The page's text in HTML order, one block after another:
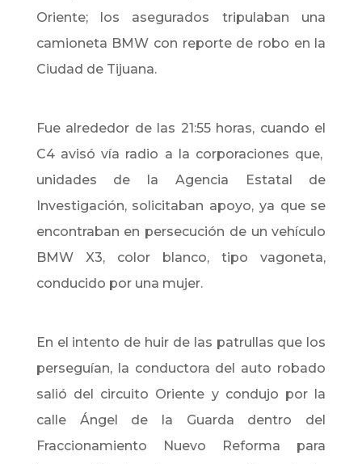
Oriente; los asegurados tripulaban una
camioneta BMW con reporte de robo en la
Ciudad de Tijuana.
Fue alrededor de las 21:55 horas, cuando el
C4 avisó vía radio a la corporaciones que,
unidades de la Agencia Estatal de
Investigación, solicitaban apoyo, ya que se
encontraban en persecución de un vehículo
BMW X3, color blanco, tipo vagoneta,
conducido por una mujer.
En el intento de huir de las patrullas que los
perseguían, la conductora del auto robado
salió del circuito Oriente y condujo por la
calle Ángel de la Guarda dentro del
Fraccionamiento Nuevo Reforma para